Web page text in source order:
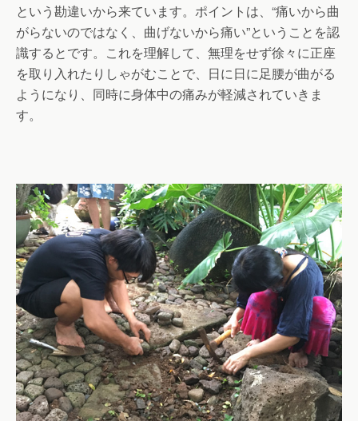
という勘違いから来ています。ポイントは、“痛いから曲
がらないのではなく、曲げないから痛い”ということを認
識するとです。これを理解して、無理をせず徐々に正座
を取り入れたりしゃがむことで、日に日に足腰が曲がる
ようになり、同時に身体中の痛みが軽減されていきま
す。